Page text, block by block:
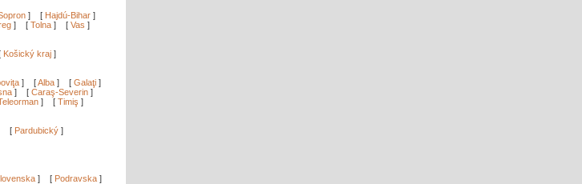
] [ Hajdú-Bihar ]
] [ Tolna ] [ Vas ]
Košický kraj ]
] [Alba ] [ Galaţi ]
] [ Caraş-Severin ]
] [ Timiş ]
[ Pardubický ]
] [ Podravska ]